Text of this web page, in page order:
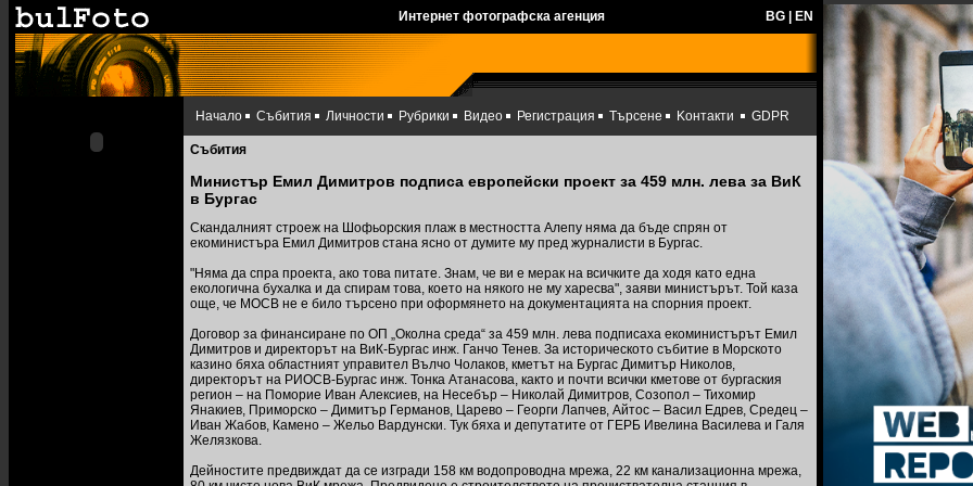
Интернет фотографска агенция BG EN
Начало Събития Личности Рубрики Видео Регистрация Търсене Kонтакти GDPR
Събития
Министър Емил Димитров подписа европейски проект за 459 млн. лева за ВиК
в Бургас
Скандалният строеж на Шофьорския плаж в местността Алепу няма да бъде спрян от
екоминистъра Емил Димитров стана ясно от думите му пред журналисти в Бургас.
"Няма да спра проекта, ако това питате. Знам, че ви е мерак на всичките да ходя като една
екологична бухалка и да спирам това, което на някого не му харесва", заяви министърът. Той каза
още, че МОСВ не е било търсено при оформянето на документацията на спорния проект.
Договор за финансиране по ОП „Околна среда“ за 459 млн. лева подписаха екоминистърът Емил
Димитров и директорът на ВиК-Бургас инж. Ганчо Тенев. За историческото събитие в Морското
казино бяха областният управител Вълчо Чолаков, кметът на Бургас Димитър Николов,
директорът на РИОСВ-Бургас инж. Тонка Атанасова, както и почти всички кметове от бургаския
регион – на Поморие Иван Алексиев, на Несебър – Николай Димитров, Созопол – Тихомир
Янакиев, Приморско – Димитър Германов, Царево – Георги Лапчев, Айтос – Васил Едрев, Средец –
Иван Жабов, Камено – Жельо Вардунски. Тук бяха и депутатите от ГЕРБ Ивелина Василева и Галя
Желязкова.
Дейностите предвиждат да се изгради 158 км водопроводна мрежа, 22 км канализационна мрежа,